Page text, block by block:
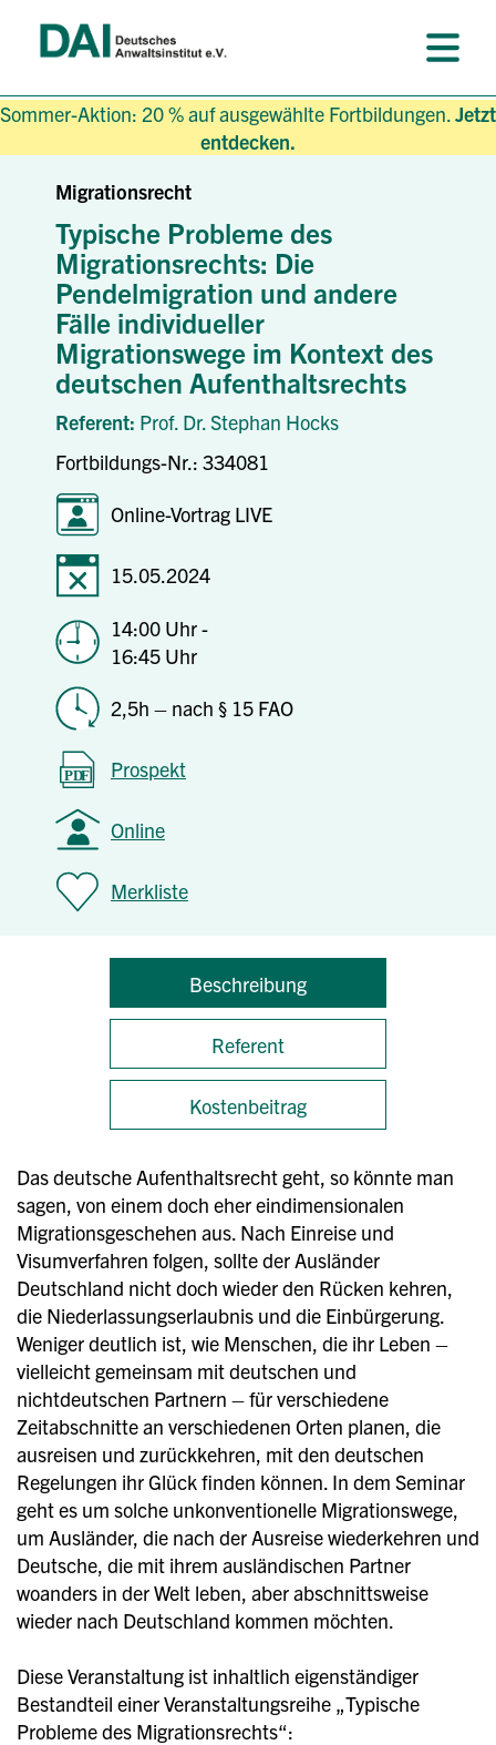
Sommer-Aktion: 20 % auf ausgewählte Fortbildungen.Jetzt
entdecken.
Migrationsrecht
Typische Probleme des
Migrationsrechts: Die
Pendelmigration und andere
Fälle individueller
Migrationswege im Kontext des
deutschen Aufenthaltsrechts
Referent: Prof. Dr. Stephan Hocks
Fortbildungs-Nr.: 334081
Online-Vortrag LIVE
15.05.2024
14:00 Uhr -
16:45 Uhr
2,5h – nach § 15 FAO
Prospekt
Online
Merkliste
Beschreibung
Referent
Kostenbeitrag
Das deutsche Aufenthaltsrecht geht, so könnte man
sagen, von einem doch eher eindimensionalen
Migrationsgeschehen aus. Nach Einreise und
Visumverfahren folgen, sollte der Ausländer
Deutschland nicht doch wieder den Rücken kehren,
die Niederlassungserlaubnis und die Einbürgerung.
Weniger deutlich ist, wie Menschen, die ihr Leben –
vielleicht gemeinsam mit deutschen und
nichtdeutschen Partnern – für verschiedene
Zeitabschnitte an verschiedenen Orten planen, die
ausreisen und zurückkehren, mit den deutschen
Regelungen ihr Glück finden können. In dem Seminar
geht es um solche unkonventionelle Migrationswege,
um Ausländer, die nach der Ausreise wiederkehren und
Deutsche, die mit ihrem ausländischen Partner
woanders in der Welt leben, aber abschnittsweise
wieder nach Deutschland kommen möchten.
Diese Veranstaltung ist inhaltlich eigenständiger
Bestandteil einer Veranstaltungsreihe „Typische
Probleme des Migrationsrechts“: